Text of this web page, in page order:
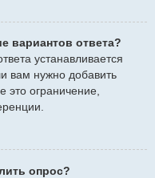
вариантов ответа?
устанавливается
вам нужно добавить
ограничение,
опрос?